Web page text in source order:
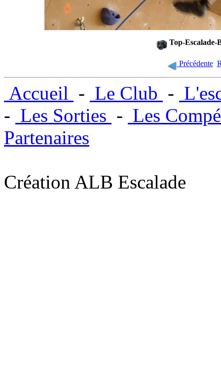
Top-Escalade-
Précédente
Accueil - Le Club -
- Les Sorties - Les
Partenaires
Création ALB Escalade